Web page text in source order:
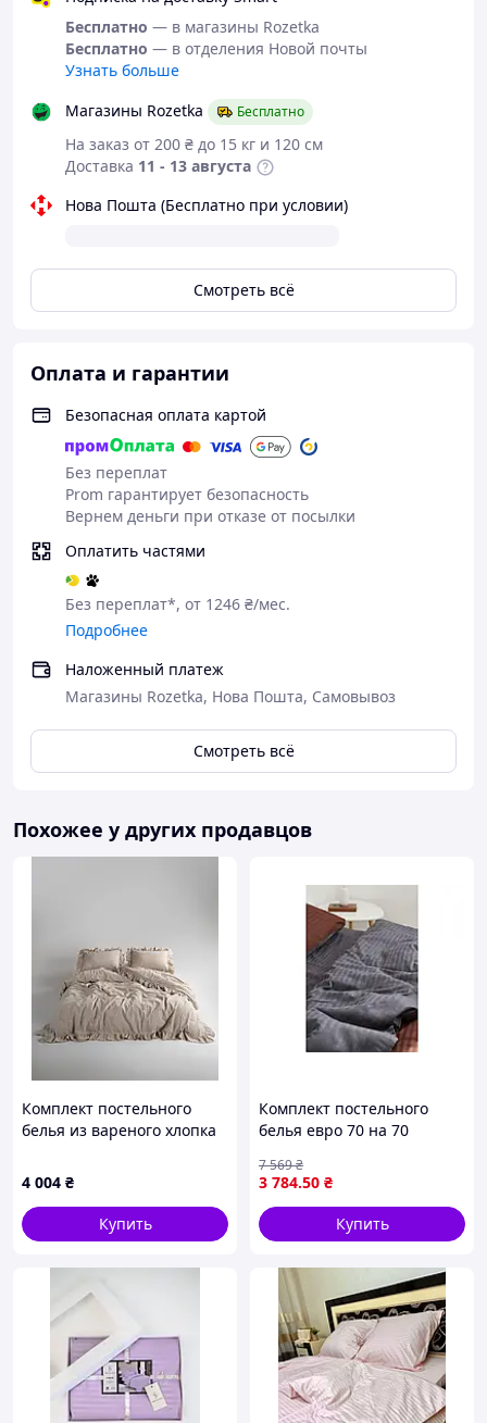
Бесплатно — в магазины Rozetka
Бесплатно — в отделения Новой почты
Узнать больше
Магазины Rozetka
Бесплатно
На заказ от 200 ₴ до 15 кг и 120 см
Доставка 11 - 13 августа
Нова Пошта (Бесплатно при условии)
Смотреть всё
Оплата и гарантии
Безопасная оплата картой
Без переплат
Prom гарантирует безопасность
Вернем деньги при отказе от посылки
Оплатить частями
Без переплат*, от 1246 ₴/мес.
Подробнее
Наложенный платеж
Магазины Rozetka, Нова Пошта, Самовывоз
Смотреть всё
Похожее у других продавцов
Комплект постельного
белья из вареного хлопка
Limasso Exclusive Oxford
Tan
4 004 ₴
Купить
Комплект постельного
белья евро 70 на 70
сатина для комфортного
сна и отдыха
3 784.50 ₴
7 569₴
Купить